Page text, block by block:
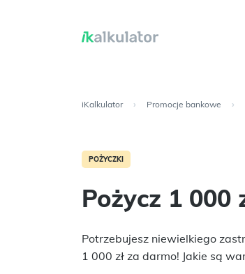
iKalkulator › Promocje bankowe ›
POŻYCZKI
Pożycz 1 000
Potrzebujesz niewielkiego
1 000 zł za darmo! Jakie są